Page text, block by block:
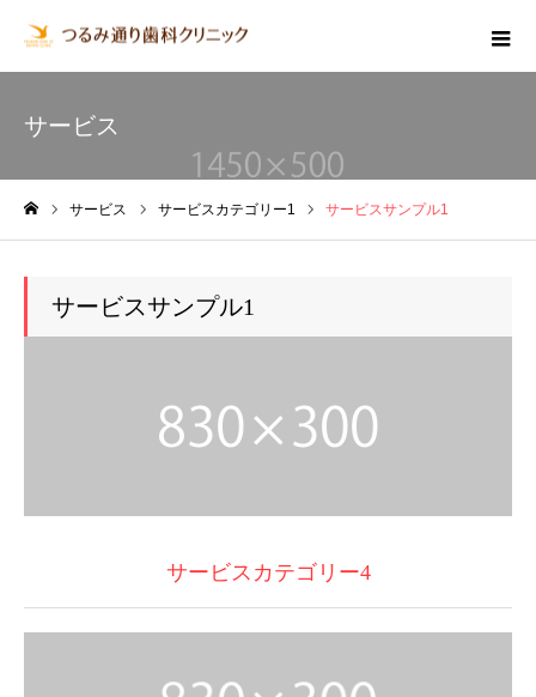
サービス
サービス サービスカテゴリー1 サービスサンプル1
サービスサンプル1
サービスカテゴリー4